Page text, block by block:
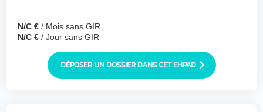
Joindre des fichiers (lettre manuscrite,
dessin, photo ..)
N/C € / Mois sans GIR
N/C € / Jour sans GIR
DÉPOSER UN DOSSIER DANS CET EHPAD